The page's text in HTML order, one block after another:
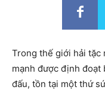
Trong thế giới hải tặc
mạnh được định đoạt
đấu, tồn tại một thứ